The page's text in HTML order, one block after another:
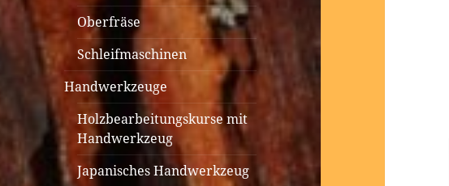
Oberfräse
Schleifmaschinen
Handwerkzeuge
Holzbearbeitungskurse mit
Handwerkzeug
Japanisches Handwerkzeug